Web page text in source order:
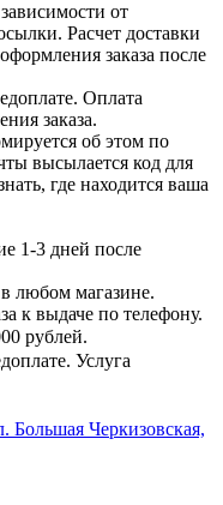
от
Расчет доставки
заказа после
Оплата
заказа.
об этом по
высылается код для
где находится ваша
1-3 дней после
в любом магазине.
к выдаче по телефону.
рублей.
Услуга
Большая Черкизовская,